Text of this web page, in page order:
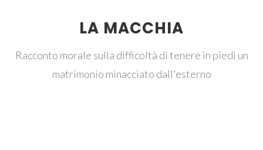
LA MACCHIA
Racconto morale sulla difficoltà di tenere in piedi un
matrimonio minacciato dall'esterno